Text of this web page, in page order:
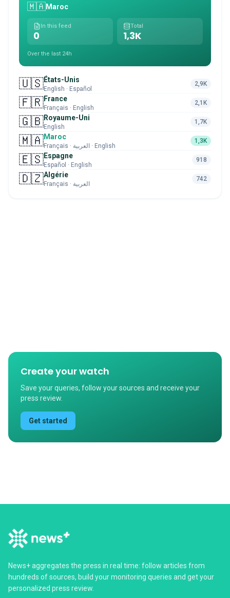
🇲🇦Maroc
In this feed
0
Total
1,3K
Over the last 24h
🇺🇸États-Unis
English · Español
2,9K
🇫🇷France
Français · English
2,1K
🇬🇧Royaume-Uni
English
1,7K
🇲🇦Maroc
Français · العربية · English
1,3K
🇪🇸Espagne
Español · English
918
🇩🇿Algérie
Français · العربية
742
Create your watch
Save your queries, follow your sources and receive your
press review.
Get started
News+ aggregates the press in real time: follow articles from
hundreds of sources, build your monitoring queries and get your
personalized press review.